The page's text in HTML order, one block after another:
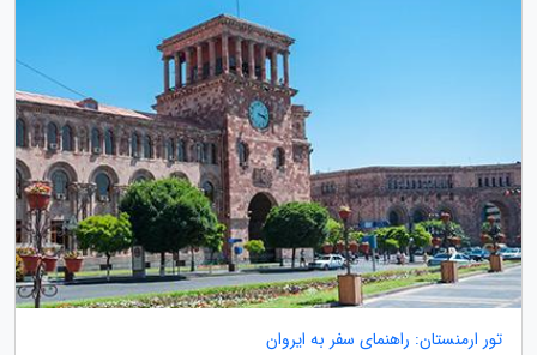
تور ارمنستان: راهنمای سفر به ایروان